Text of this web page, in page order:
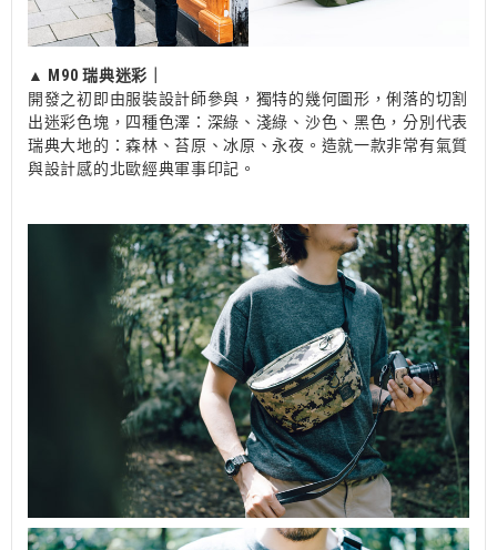
▲
M90 瑞典迷彩｜
開發之初即由服裝設計師參與，獨特的幾何圖形，俐落的切割
出迷彩色塊，四種色澤：深綠、淺綠、沙色、黑色，分別代表
瑞典大地的：森林、苔原、冰原、永夜。造就一款非常有氣質
與設計感的北歐經典軍事印記。